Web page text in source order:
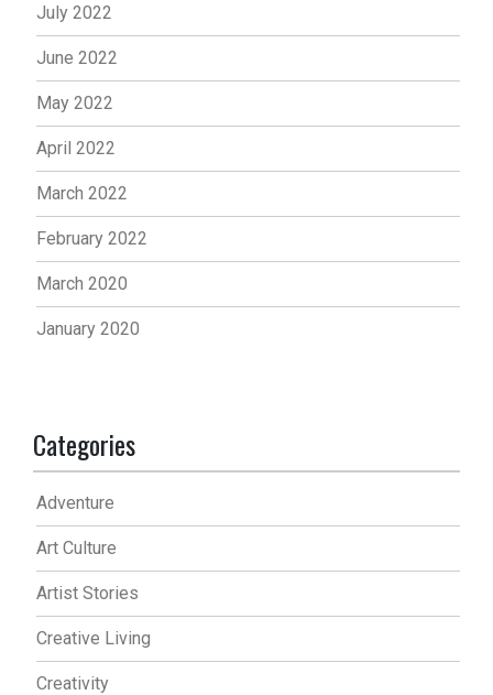
July 2022
June 2022
May 2022
April 2022
March 2022
February 2022
March 2020
January 2020
Categories
Adventure
Art Culture
Artist Stories
Creative Living
Creativity